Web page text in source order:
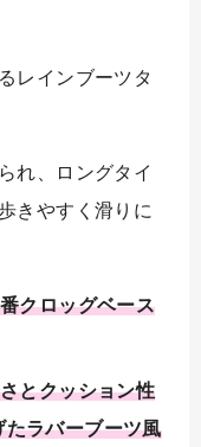
レインブーツタ
れ、ロングタイ
きやすく滑りに
クロッグベース
とクッション性
ラバーブーツ風